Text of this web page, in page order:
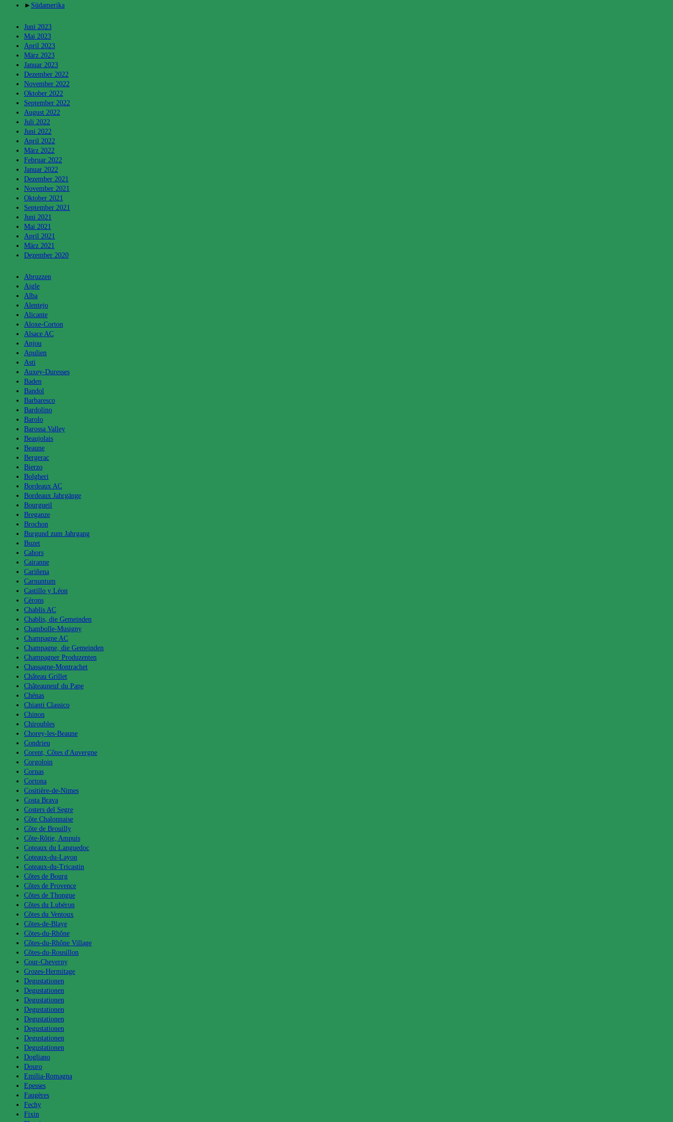
► Südamerika
Juni 2023
Mai 2023
April 2023
März 2023
Januar 2023
Dezember 2022
November 2022
Oktober 2022
September 2022
August 2022
Juli 2022
Juni 2022
April 2022
März 2022
Februar 2022
Januar 2022
Dezember 2021
November 2021
Oktober 2021
September 2021
Juni 2021
Mai 2021
April 2021
März 2021
Dezember 2020
Kategorien
Abruzzen
Aigle
Alba
Alentejo
Alicante
Aloxe-Corton
Alsace AC
Anjou
Apulien
Asti
Auxey-Duresses
Baden
Bandol
Barbaresco
Bardolino
Barolo
Barossa Valley
Beaujolais
Beaune
Bergerac
Bierzo
Bolgheri
Bordeaux AC
Bordeaux Jahrgänge
Bourgueil
Breganze
Brochon
Burgund zum Jahrgang
Buzet
Cahors
Cairanne
Cariñena
Carnuntum
Castillo y Léon
Cérons
Chablis AC
Chablis, die Gemeinden
Chambolle-Musigny
Champagne AC
Champagne, die Gemeinden
Champagner Produzenten
Chassagne-Montrachet
Château Grillet
Châteauneuf du Pape
Chénas
Chianti Classico
Chinon
Chiroubles
Chorey-les-Beaune
Condrieu
Corent, Côtes d'Auvergne
Corgoloin
Cornas
Cortona
Cositière-de-Nimes
Costa Brava
Costers del Segre
Côte Chalonnaise
Côte de Brouilly
Côte-Rôtie, Ampuis
Coteaux du Languedoc
Coteaux-du-Layon
Coteaux-du-Tricastin
Côtes de Bourg
Côtes de Provence
Côtes de Thongue
Côtes du Lubéron
Côtes du Ventoux
Côtes-de-Blaye
Côtes-du-Rhône
Côtes-du-Rhône Village
Côtes-du-Rousillon
Cour-Cheverny
Crozes-Hermitage
Degustationen
Degustationen
Degustationen
Degustationen
Degustationen
Degustationen
Degustationen
Degustationen
Dogliano
Douro
Emilia-Romagna
Epesses
Faugères
Fechy
Fixin